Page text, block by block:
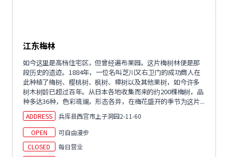
江东梅林
如今这里是高档住宅区，但曾经遍布果园。这片梅树林便是那
段历史的遗迹。1884年，一位名叫芝川又右卫门的成功商人在
此种植了梅树、樱桃树、枫树、樟树以及其他果树，如今许多
树木树龄已超过百年。从日本各地收集而来的约200棵梅树，品
种多达36种，色彩斑斓，形态各异，在梅花盛开的季节为这片...
ADDRESS
兵库县西宫市上子洞园2-11-60
OPEN
可自由漫步
CLOSED
每日营业